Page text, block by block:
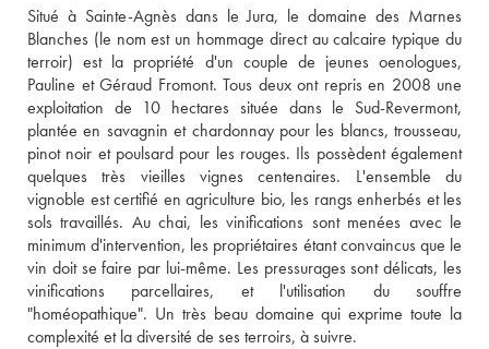
Situé à Sainte-Agnès dans le Jura, le domaine des Marnes
Blanches (le nom est un hommage direct au calcaire typique du
terroir) est la propriété d'un couple de jeunes oenologues,
Pauline et Géraud Fromont. Tous deux ont repris en 2008 une
exploitation de 10 hectares située dans le Sud-Revermont,
plantée en savagnin et chardonnay pour les blancs, trousseau,
pinot noir et poulsard pour les rouges. Ils possèdent également
quelques très vieilles vignes centenaires. L'ensemble du
vignoble est certifié en agriculture bio, les rangs enherbés et les
sols travaillés. Au chai, les vinifications sont menées avec le
minimum d'intervention, les propriétaires étant convaincus que le
vin doit se faire par lui-même. Les pressurages sont délicats, les
vinifications parcellaires, et l'utilisation du souffre
"homéopathique". Un très beau domaine qui exprime toute la
complexité et la diversité de ses terroirs, à suivre.